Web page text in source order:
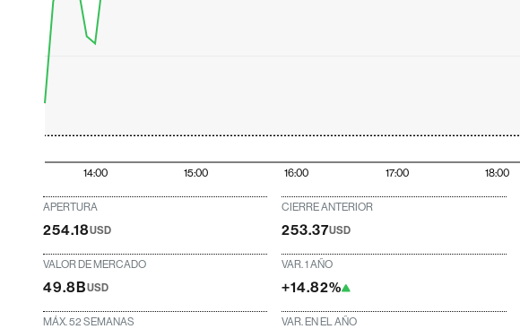
14:00 15:00 16:00 17:00 18:00
APERTURA
254.18USD
CIERRE ANTERIOR
253.37USD
VALOR DE MERCADO
49.8BUSD
VAR. 1 AÑO
+14.82%
MÁX. 52 SEMANAS VAR. EN EL AÑO